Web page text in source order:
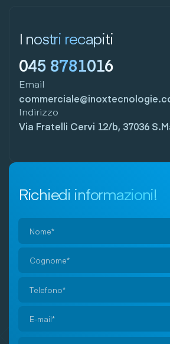
I nostri recapiti
045 8781016
Email
Indirizzo
Via Fratelli Cervi 12/b, 37036
Richiedi informazioni!